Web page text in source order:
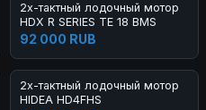
2х-тактный лодочный мотор
HDX R SERIES TE 18 BMS
92 000 RUB
2х-тактный лодочный мотор
HIDEA HD4FHS